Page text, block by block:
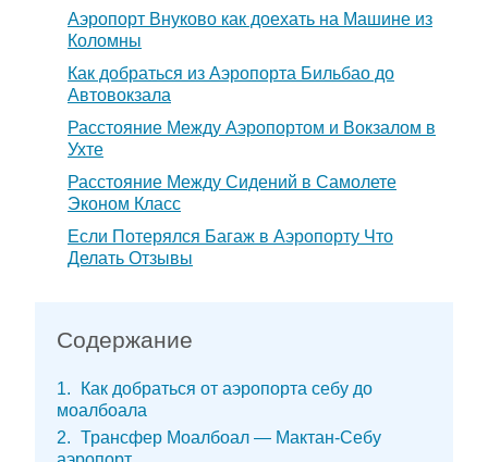
Аэропорт Внуково как доехать на Машине из
Коломны
Как добраться из Аэропорта Бильбао до
Автовокзала
Расстояние Между Аэропортом и Вокзалом в
Ухте
Расстояние Между Сидений в Самолете
Эконом Класс
Если Потерялся Багаж в Аэропорту Что
Делать Отзывы
Содержание
1
Как добраться от аэропорта себу до
моалбоала
2
Трансфер Моалбоал — Мактан-Себу